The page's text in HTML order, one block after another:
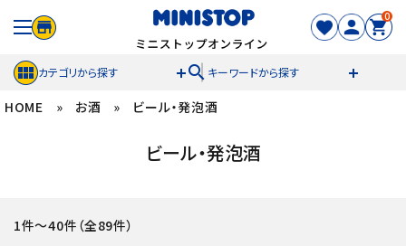
0
カテゴリから探す search キーワードから探す
ACCOUNT MENU
セール商品
HOME » お酒 » ビール・発泡酒
ビール・発泡酒
1件～40件（全89件）